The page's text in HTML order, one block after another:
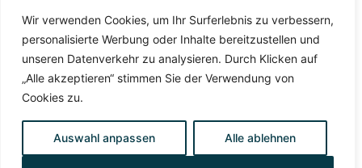
Wir verwenden Cookies, um Ihr Surferlebnis zu verbessern,
personalisierte Werbung oder Inhalte bereitzustellen und
unseren Datenverkehr zu analysieren. Durch Klicken auf
„Alle akzeptieren“ stimmen Sie der Verwendung von
Cookies zu.
Auswahl anpassen Alle ablehnen